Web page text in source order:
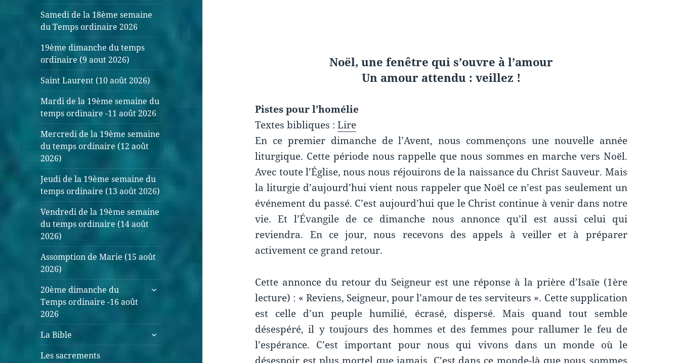
Samedi de la 18ème semaine
du Temps ordinaire 2026
19ème dimanche du temps
ordinaire (9 aout 2026)
Saint Laurent (10 août 2026)
Mardi de la 19ème semaine du
temps ordinaire -11 août 2026
Mercredi de la 19ème semaine
du temps ordinaire (12 août
2026)
Jeudi de la 19ème semaine du
temps ordinaire (13 août 2026)
Vendredi de la 19ème semaine
du temps ordinaire (14 août
2026)
Assomption de Marie (15 août
2026)
20ème dimanche du
Temps ordinaire -16 août
2026
La Bible
Les sacrements
Noël, une fenêtre qui s’ouvre à l’amour
Un amour attendu : veillez !
Pistes pour l’homélie
Textes bibliques :Lire
En ce premier dimanche de l’Avent, nous commençons une nouvelle année
liturgique. Cette période nous rappelle que nous sommes en marche vers Noël.
Avec toute l’Église, nous nous réjouirons de la naissance du Christ Sauveur. Mais
la liturgie d’aujourd’hui vient nous rappeler que Noël ce n’est pas seulement un
événement du passé. C’est aujourd’hui que le Christ continue à venir dans notre
vie. Et l’Évangile de ce dimanche nous annonce qu’il est aussi celui qui
reviendra. En ce jour, nous recevons des appels à veiller et à préparer
activement ce grand retour.
Cette annonce du retour du Seigneur est une réponse à la prière d’Isaïe (1ère
lecture) : « Reviens, Seigneur, pour l’amour de tes serviteurs ». Cette supplication
est celle d’un peuple humilié, écrasé, dispersé. Mais quand tout semble
désespéré, il y toujours des hommes et des femmes pour rallumer le feu de
l’espérance. C’est important pour nous qui vivons dans un monde où le
désespoir est plus mortel que jamais. C’est dans ce monde-là que nous sommes